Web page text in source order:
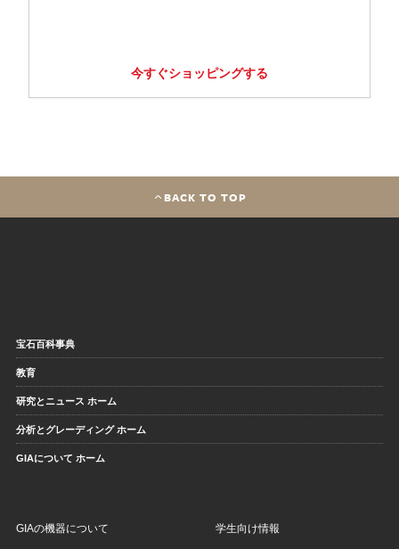
今すぐショッピングする
BACK TO TOP
宝石百科事典
教育
研究とニュース ホーム
分析とグレーディング ホーム
GIAについて ホーム
GIAの機器について 学生向け情報